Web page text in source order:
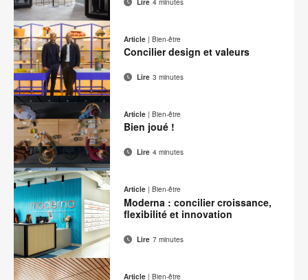
Partager
sur
Facebook
Partager
sur
Twitter
Partager
sur
Pinterest
Partager
sur
LinkedIn
Adresse
de
contact
Imprimer
cette
page
Lire 4 minutes
Partager
sur
Facebook
Partager
sur
Twitter
Partager
sur
Pinterest
Partager
sur
LinkedIn
Adresse
de
contact
Imprimer
cette
page
Article | Bien-être
Concilier design et valeurs
Lire 3 minutes
Partager
sur
Facebook
Partager
sur
Twitter
Partager
sur
Pinterest
Partager
sur
LinkedIn
Adresse
de
contact
Imprimer
cette
page
Article | Bien-être
Bien joué !
Lire 4 minutes
Partager
sur
Partager
sur
Partager
sur
Partager
sur
Adresse
de
Imprimer
Article | Bien-être
Moderna : concilier croissance,
flexibilité et innovation
Lire 7 minutes
Article | Bien-être